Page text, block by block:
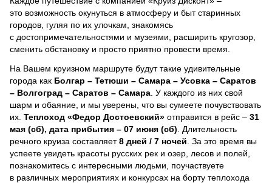
это возможность окунуться в атмосферу и быт старинных
городов, гуляя по их улочкам, знакомясь
с достопримечательностями и музеями, расширить кругозор,
сменить обстановку и просто приятно провести время.
На Вашем круизном маршруте будут такие удивительные
города как Болгар – Тетюши – Самара – Усовка – Саратов
– Волгоград – Саратов – Самара . У каждого из них свой
шарм и обаяние, и мы уверены, что вы сумеете почувствовать
их. Теплоход «Федор Достоевский» отправится в рейс – 31
мая (сб), дата прибытия – 07 июня (сб) . Длительность
речного круиза составляет8 дней / 7 ночей За это время вы
успеете увидеть красоты русских рек и озер, лесов и полей,
познакомитесь с интересными людьми, поучаствуете
в различных мероприятиях и конкурсах на борту теплохода